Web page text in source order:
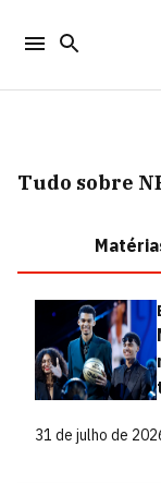
Tudo sobre
31 de julho de